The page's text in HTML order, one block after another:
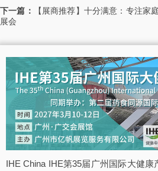
下一篇：
【展商推荐】十分满意：专注家
展会
IHE China IHE第35届广州国际大健康